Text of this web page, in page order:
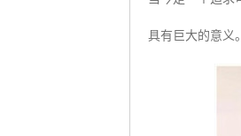
具有巨大的意义